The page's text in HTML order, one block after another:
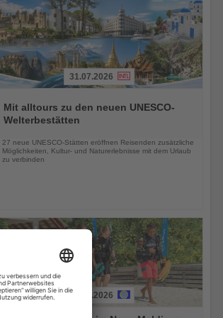
Sie
die
31.07.2026
Mit alltours zu den neuen UNESCO-
Welterbestätten
27 neue UNESCO-Stätten eröffnen Reisenden zusätzliche
Möglichkeiten, Kultur- und Naturerlebnisse mit dem Urlaub
zu verbinden
01.08.2026